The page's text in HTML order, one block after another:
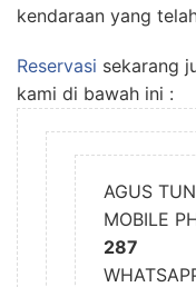
kendaraan yang
Reservasi sekarang
kami di bawah ini :
AGUS
MOBILE
287